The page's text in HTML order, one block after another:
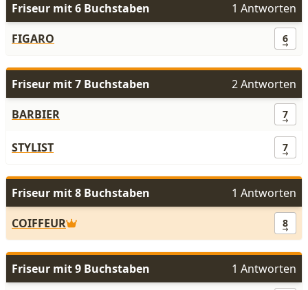
Friseur mit 6 Buchstaben
1 Antworten
FIGARO
6
Friseur mit 7 Buchstaben
2 Antworten
BARBIER
7
STYLIST 7
Friseur mit 8 Buchstaben
1 Antworten
COIFFEUR
8
Friseur mit 9 Buchstaben 1 Antworten